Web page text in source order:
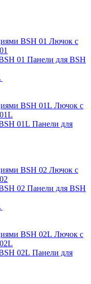
Лючок с
Панели для BSH
Лючок с
Панели для
Лючок с
Панели для BSH
Лючок с
Панели для